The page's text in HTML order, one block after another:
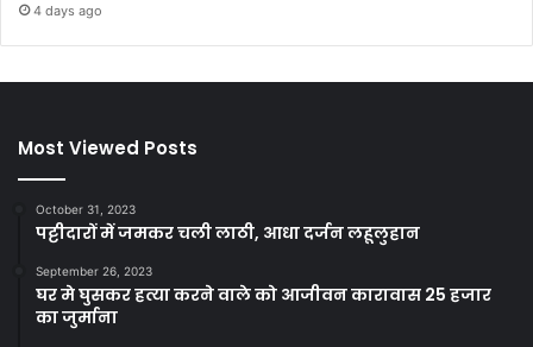
4 days ago
Most Viewed Posts
October 31, 2023
पट्टीदारों में जमकर चली लाठी, आधा दर्जन लहूलुहान
September 26, 2023
घर मे घुसकर हत्या करने वाले को आजीवन कारावास 25 हजार
का जुर्माना